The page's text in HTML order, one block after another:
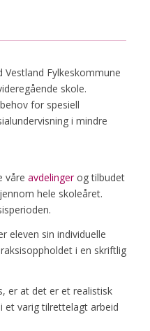
Vestland Fylkeskommune
skole.
for spesiell
i mindre
våre avdelingerog tilbudet
hele skoleåret.
eleven sin individuelle
i en skriftlig
er at det er et realistisk
et varig tilrettelagt arbeid